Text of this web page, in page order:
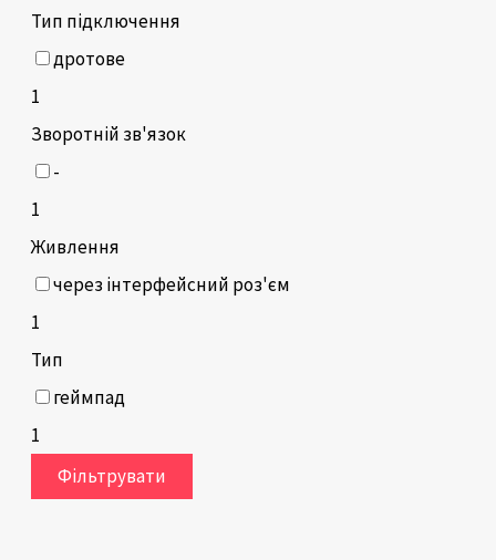
Тип підключення
дротове
1
Зворотній зв'язок
-
1
Живлення
через інтерфейсний роз'єм
1
Тип
геймпад
1
Фільтрувати